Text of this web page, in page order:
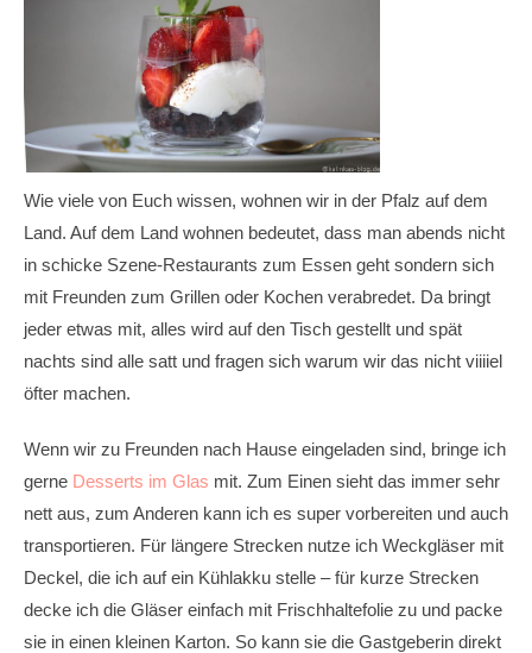
Wie viele von Euch wissen, wohnen wir in der Pfalz auf dem
Land. Auf dem Land wohnen bedeutet, dass man abends nicht
in schicke Szene-Restaurants zum Essen geht sondern sich
mit Freunden zum Grillen oder Kochen verabredet. Da bringt
jeder etwas mit, alles wird auf den Tisch gestellt und spät
nachts sind alle satt und fragen sich warum wir das nicht viiiiel
öfter machen.
Wenn wir zu Freunden nach Hause eingeladen sind, bringe ich
gerne Desserts im Glas mit. Zum Einen sieht das immer sehr
nett aus, zum Anderen kann ich es super vorbereiten und auch
transportieren. Für längere Strecken nutze ich Weckgläser mit
Deckel, die ich auf ein Kühlakku stelle – für kurze Strecken
decke ich die Gläser einfach mit Frischhaltefolie zu und packe
sie in einen kleinen Karton. So kann sie die Gastgeberin direkt